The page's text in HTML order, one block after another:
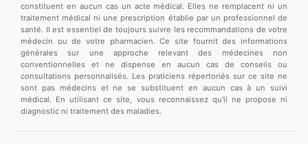
constituent en aucun cas un acte médical. Elles ne remplacent ni un
traitement médical ni une prescription établie par un professionnel de
santé. Il est essentiel de toujours suivre les recommandations de votre
médecin ou de votre pharmacien. Ce site fournit des informations
générales sur une approche relevant des médecines non
conventionnelles et ne dispense en aucun cas de conseils ou
consultations personnalisés. Les praticiens répertoriés sur ce site ne
sont pas médecins et ne se substituent en aucun cas à un suivi
médical. En utilisant ce site, vous reconnaissez qu'il ne propose ni
diagnostic ni traitement des maladies.